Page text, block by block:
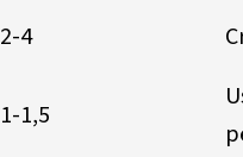
2-4
1-1,5